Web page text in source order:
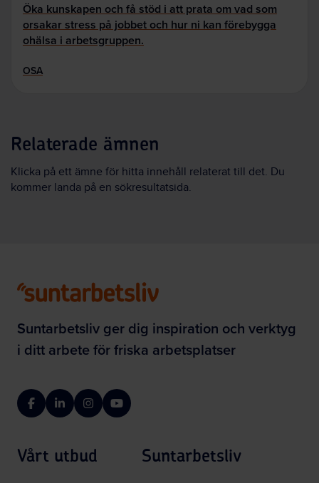
Öka kunskapen och få stöd i att prata om vad som
orsakar stress på jobbet och hur ni kan förebygga
ohälsa i arbetsgruppen.
OSA
Relaterade ämnen
Klicka på ett ämne för hitta innehåll relaterat till det. Du
kommer landa på en sökresultatsida.
Suntarbetsliv ger dig inspiration och verktyg
i ditt arbete för friska arbetsplatser
FacebookLinkedInInstagramYouTube
Vårt utbud Suntarbetsliv